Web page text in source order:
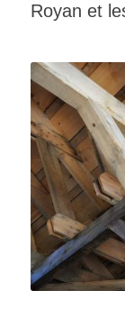
Royan et